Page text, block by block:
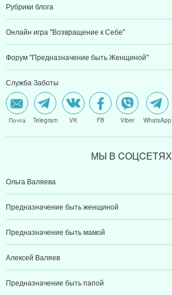
Рубрики блога
Онлайн игра "Возвращение к Себе"
Форум "Предназначение быть Женщиной"
Служба Заботы
Почта Telegram VK FB Viber WhatsApp
МЫ В CОЦCЕТЯХ
Ольга Валяева
Предназначение быть женщиной
Предназначение быть мамой
Алексей Валяев
Предназначение быть папой